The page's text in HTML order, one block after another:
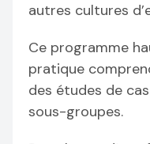
autres cultures
Ce programme
pratique
des études de
sous-groupes.